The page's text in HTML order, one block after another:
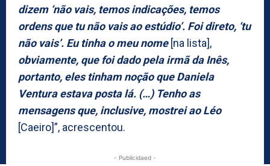
dizem ‘não vais, temos indicações, temos
ordens que tu não vais ao estúdio’. Foi direto, ‘tu
não vais’. Eu tinha o meu nome [na lista],
obviamente, que foi dado pela irmã da Inês,
portanto, eles tinham noção que Daniela
Ventura estava posta lá. (…) Tenho as
mensagens que, inclusive, mostrei ao Léo
[Caeiro]”, acrescentou.
- Publicidaed -